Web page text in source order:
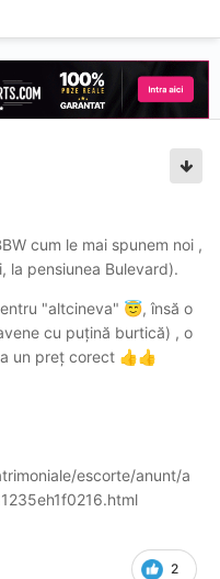
cum le mai spunem noi ,
la pensiunea Bulevard).
"altcineva" 😇, însă o
cu puțină burtică) , o
un preț corect 👍👍
escorte/anunt/a
2